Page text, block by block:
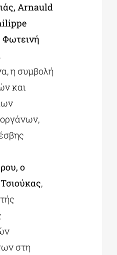
Arnauld
Φωτεινή
η συμβολή
και
ο
,
στη